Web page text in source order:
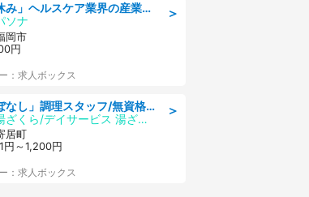
＞
「土日祝休み」ヘルスケア業界の産業保健師/高時給/未経験OK/要資格:保健師、正看護師
ソナ
岡市
円
：求人ボックス
＞
「残業ほぼなし」調理スタッフ/無資格可/正職員/日勤のみ/デイサービス/社会保障完備
株式会社湯ざくら/デイサービス 湯ざくらケアリゾート
居町
円～1,200円
：求人ボックス